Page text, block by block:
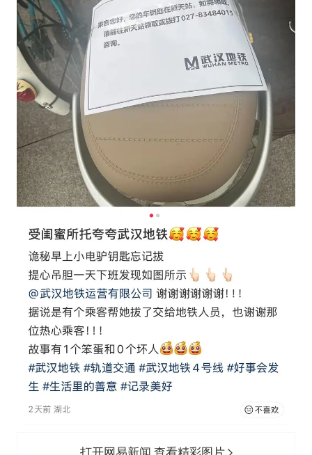
《龙餐馆》 冲奖
构建更高水平的全民健身公共服务体系
打开网易新闻 查看精彩图片